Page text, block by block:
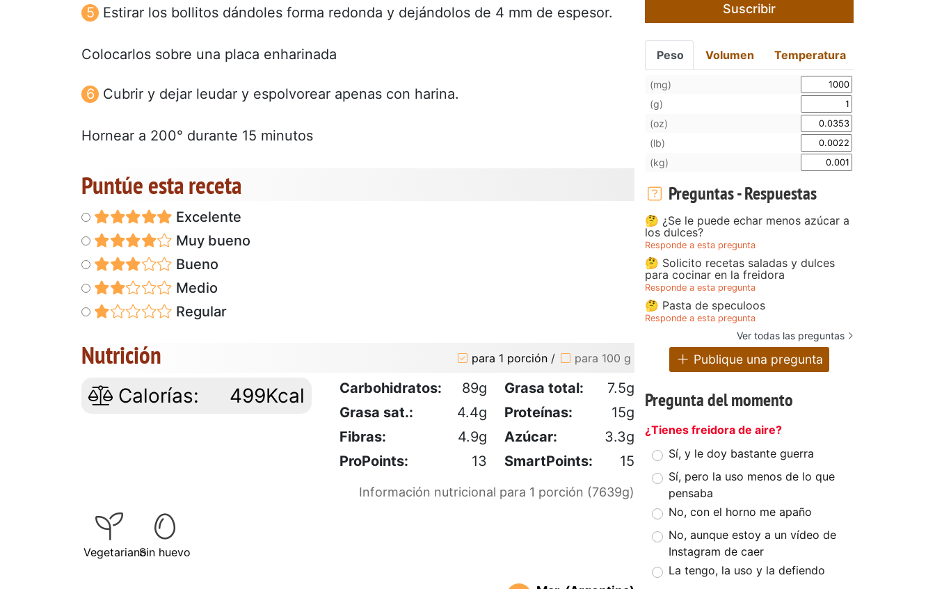
Estirar los bollitos dándoles forma redonda y dejándolos de 4 mm de espesor.
Colocarlos sobre una placa enharinada
Cubrir y dejar leudar y espolvorear apenas con harina.
Hornear a 200° durante 15 minutos
Puntúe esta receta
Excelente
Muy bueno
Bueno
Medio
Regular
Nutrición para 1 porción / para 100 g
Calorías: 499Kcal Carbohidratos: 89g Grasa total:
7.5g
Grasa sat.:
4.4g Proteínas:
15g
Fibras:
4.9g Azúcar:
3.3g
ProPoints:
13 SmartPoints: 15
Información nutricional para 1 porción (7639g)
VegetarianoSin huevo
Suscribir
Peso Volumen Temperatura
(mg)
(g)
(oz)
(lb)
(kg)
Preguntas - Respuestas
🤔 ¿Se le puede echar menos azúcar a
los dulces?
Responde a esta pregunta
🤔 Solicito recetas saladas y dulces
para cocinar en la freidora
Responde a esta pregunta
🤔 Pasta de speculoos
Responde a esta pregunta
Ver todas las preguntas
Publique una pregunta
Pregunta del momento
¿Tienes freidora de aire?
Sí, y le doy bastante guerra
Sí, pero la uso menos de lo que
pensaba
No, con el horno me apaño
No, aunque estoy a un vídeo de
Instagram de caer
La tengo, la uso y la defiendo